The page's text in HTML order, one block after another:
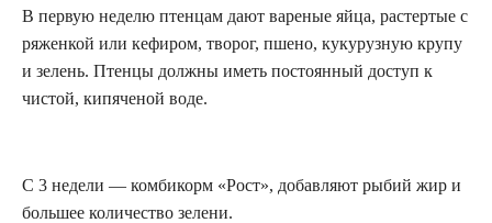
В первую неделю птенцам дают вареные яйца, растертые с
ряженкой или кефиром, творог, пшено, кукурузную крупу
и зелень. Птенцы должны иметь постоянный доступ к
чистой, кипяченой воде.
С 3 недели — комбикорм «Рост», добавляют рыбий жир и
большее количество зелени.